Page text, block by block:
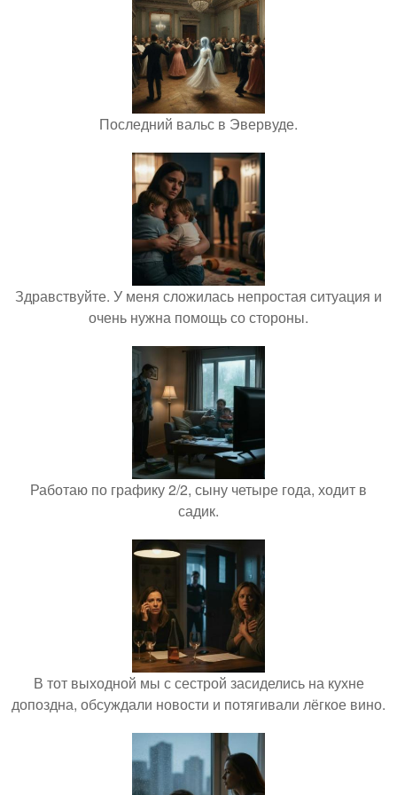
Последний вальс в Эвервуде.
Здравствуйте. У меня сложилась непростая ситуация и
очень нужна помощь со стороны.
Работаю по графику 2/2, сыну четыре года, ходит в
садик.
В тот выходной мы с сестрой засиделись на кухне
допоздна, обсуждали новости и потягивали лёгкое вино.